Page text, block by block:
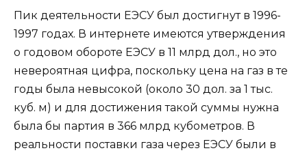
Пик деятельности ЕЭСУ был достигнут в 1996-
1997 годах. В интернете имеются утверждения
о годовом обороте ЕЭСУ в 11 млрд дол., но это
невероятная цифра, поскольку цена на газ в те
годы была невысокой (около 30 дол. за 1 тыс.
куб. м) и для достижения такой суммы нужна
была бы партия в 366 млрд кубометров. В
реальности поставки газа через ЕЭСУ были в